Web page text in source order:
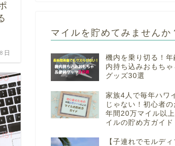
日
マイルを貯めてみませんか
機内を乗り切る！年
内持ち込みおもちゃ
グッズ30選
家族4人で毎年ハワ
じゃない！初心者
年間20万マイル以
イルの貯め方ガイド
【子連れでモルディ